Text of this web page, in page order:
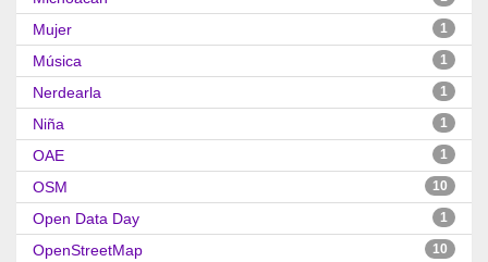
Mujer 1
Música 1
Nerdearla 1
Niña 1
OAE 1
OSM 10
Open Data Day 1
OpenStreetMap 10